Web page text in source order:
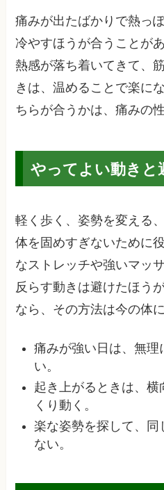
痛みが出たばかりで熱っ
冷やすほうが合うことが
熱感が落ち着いてきて、
きは、温めることで楽に
ちらが合うかは、痛みの
やってよい動きと
軽く歩く、姿勢を変える
体を固めすぎないために
なストレッチや強いマッ
反らす動きは避けたほう
なら、その方法は今の体
痛みが強い日は、無理
い。
起き上がるときは、横
くり動く。
楽な姿勢を探して、
ない。